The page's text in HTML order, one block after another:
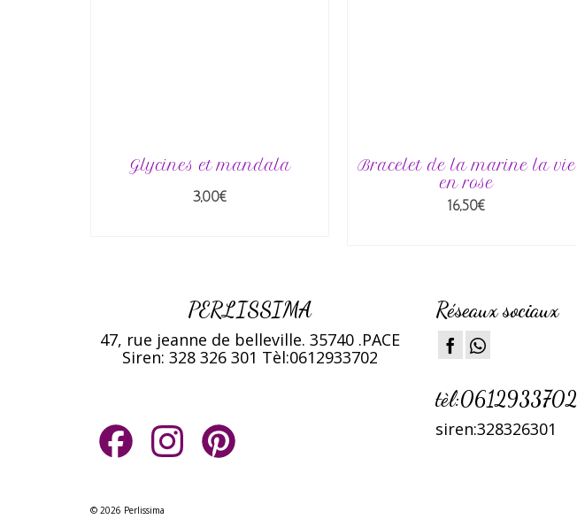
Glycines et mandala
3,00€
Bracelet de la marine la vie
en rose
16,50€
PERLISSIMA
47, rue jeanne de belleville. 35740 .PACE
Siren: 328 326 301 Tèl:0612933702
Facebook Instagram
Réseaux sociaux
tèl:0612933702
siren:328326301
© 2026 Perlissima